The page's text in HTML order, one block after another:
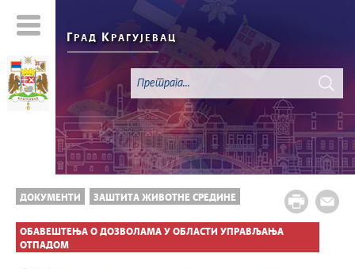
Г РАД К РАГУЈЕВАЦ
ДОКУМЕНТИ ЗАШТИТА ЖИВОТНЕ СРЕДИНЕ
ОБАВЕШТЕЊА О ДОЗВОЛАМА У ОБЛАСТИ УПРАВЉАЊА
ОТПАДОМ